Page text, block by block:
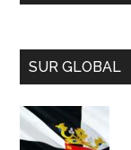
SUR GLOBAL